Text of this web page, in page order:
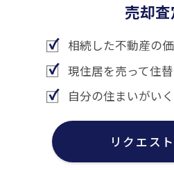
売却
相続した不動産の
現住居を売って住
自分の住まいがい
リクエス